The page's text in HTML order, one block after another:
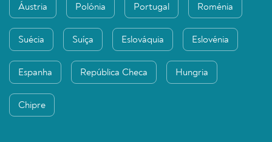
Áustria Polónia Portugal Roménia
Suécia Suíça Eslováquia Eslovénia
Espanha República Checa Hungria
Chipre